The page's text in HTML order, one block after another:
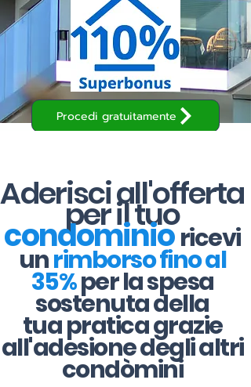
Procedi gratuitamente
Aderisci all'offerta
per il tuo
condominioricevi
unrimborso fino al
35%per la spesa
sostenuta della
tua pratica grazie
all'adesione degli altri
condòmini